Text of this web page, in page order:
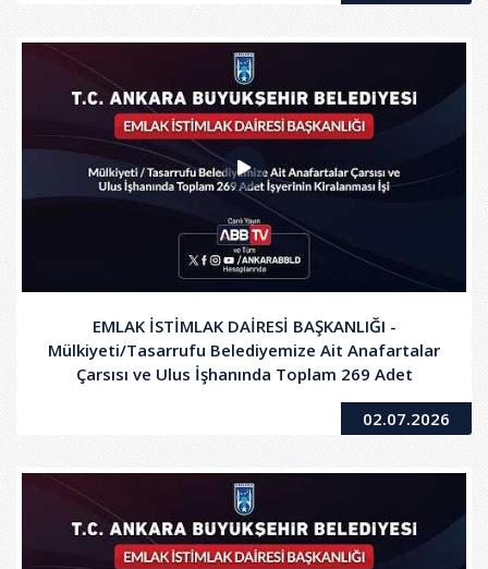
EMLAK İSTİMLAK DAİRESİ BAŞKANLIĞI -
Mülkiyeti/Tasarrufu Belediyemize Ait Anafartalar
Çarsısı ve Ulus İşhanında Toplam 269 Adet
02.07.2026